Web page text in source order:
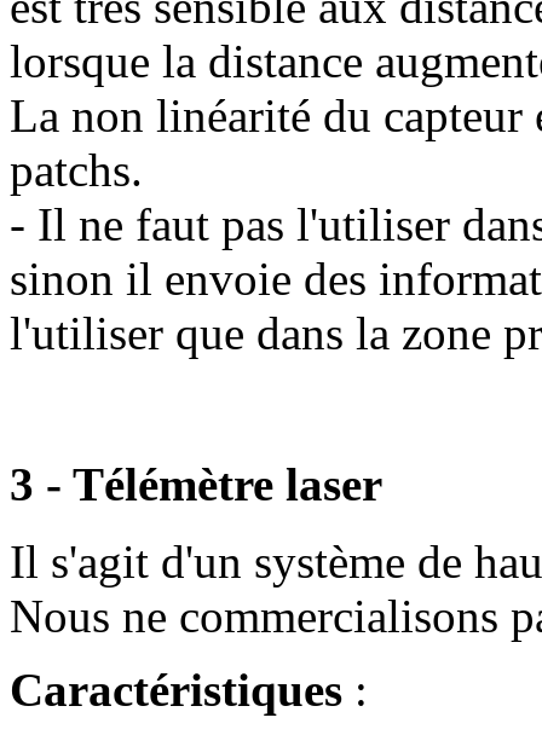
lorsque la distance
La non linéarité du capteur
patchs.
- Il ne faut pas l'utiliser
sinon il envoie des
l'utiliser que dans la zone
3 - Télémètre laser
Il s'agit d'un système de
Nous ne commercialisons
Caractéristiques :